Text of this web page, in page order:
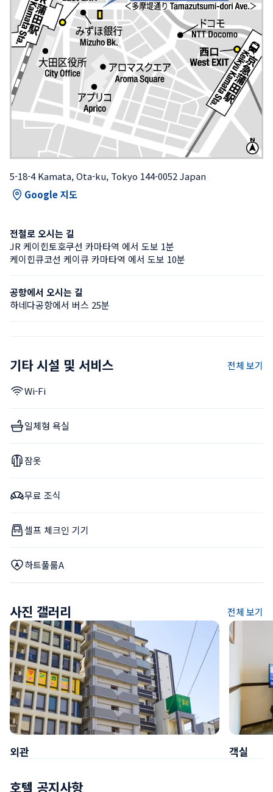
5-18-4 Kamata, Ota-ku, Tokyo 144-0052 Japan
Google 지도
전철로 오시는 길
JR 케이힌토호쿠선 카마타역 에서 도보 1분
케이힌큐코선 케이큐 카마타역 에서 도보 10분
공항에서 오시는 길
하네다공항에서 버스 25분
기타 시설 및 서비스 전체 보기
Wi-Fi
일체형 욕실
잠옷
무료 조식
셀프 체크인 기기
하트풀룸A
사진 갤러리 전체 보기
외관 객실
호텔 공지사항